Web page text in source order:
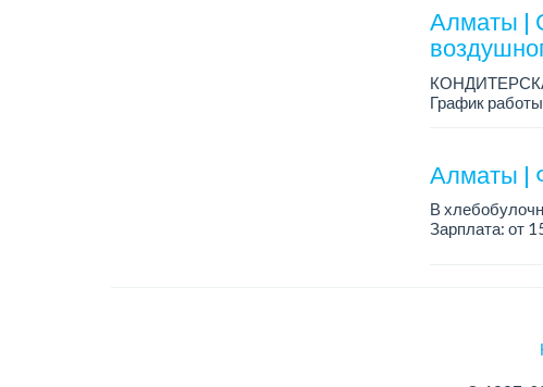
Алматы |
График
Алматы |
В
Зарплата: от